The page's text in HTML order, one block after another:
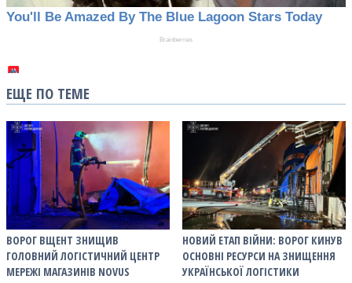
ЕЩЕ ПО ТЕМЕ
ВОРОГ ВЩЕНТ ЗНИЩИВ
ГОЛОВНИЙ ЛОГІСТИЧНИЙ ЦЕНТР
МЕРЕЖІ МАГАЗИНІВ NOVUS
НОВИЙ ЕТАП ВІЙНИ: ВОРОГ КИНУВ
ОСНОВНІ РЕСУРСИ НА ЗНИЩЕННЯ
УКРАЇНСЬКОЇ ЛОГІСТИКИ